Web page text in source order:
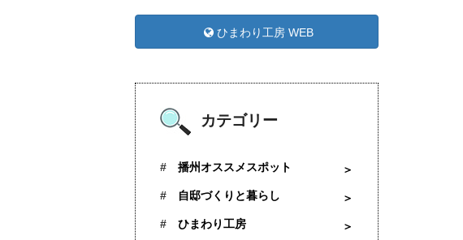
ひまわり工房 WEB
カテゴリー
播州オススメスポット
自邸づくりと暮らし
ひまわり工房